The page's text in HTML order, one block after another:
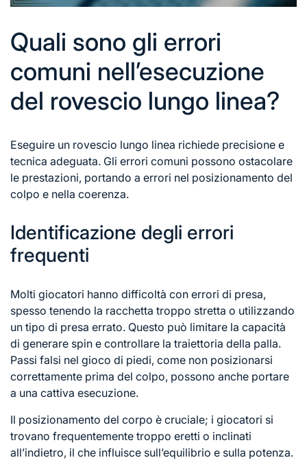
Quali sono gli errori
comuni nell’esecuzione
del rovescio lungo linea?
Eseguire un rovescio lungo linea richiede precisione e
tecnica adeguata. Gli errori comuni possono ostacolare
le prestazioni, portando a errori nel posizionamento del
colpo e nella coerenza.
Identificazione degli errori
frequenti
Molti giocatori hanno difficoltà con errori di presa,
spesso tenendo la racchetta troppo stretta o utilizzando
un tipo di presa errato. Questo può limitare la capacità
di generare spin e controllare la traiettoria della palla.
Passi falsi nel gioco di piedi, come non posizionarsi
correttamente prima del colpo, possono anche portare
a una cattiva esecuzione.
Il posizionamento del corpo è cruciale; i giocatori si
trovano frequentemente troppo eretti o inclinati
all’indietro, il che influisce sull’equilibrio e sulla potenza.